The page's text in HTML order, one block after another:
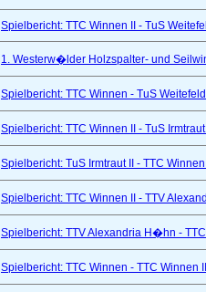
Spielbericht: TTC Winnen II - TuS
1. Westerw�lder Holzspalter- und
Spielbericht: TTC Winnen - TuS
Spielbericht: TTC Winnen II - TuS
Spielbericht: TuS Irmtraut II - TTC
Spielbericht: TTC Winnen II - TTV
Spielbericht: TTV Alexandria H�hn -
Spielbericht: TTC Winnen - TTC Winnen